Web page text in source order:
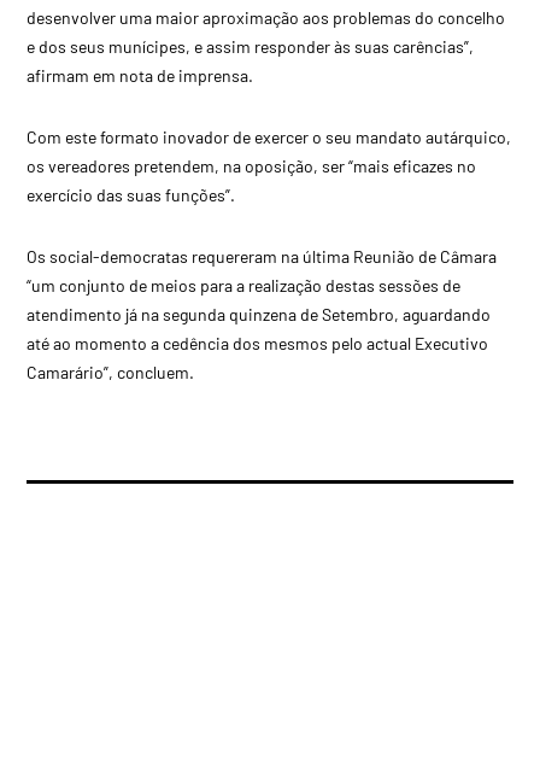
desenvolver uma maior aproximação aos problemas do concelho
e dos seus munícipes, e assim responder às suas carências”,
afirmam em nota de imprensa.
Com este formato inovador de exercer o seu mandato autárquico,
os vereadores pretendem, na oposição, ser “mais eficazes no
exercício das suas funções”.
Os social-democratas requereram na última Reunião de Câmara
“um conjunto de meios para a realização destas sessões de
atendimento já na segunda quinzena de Setembro, aguardando
até ao momento a cedência dos mesmos pelo actual Executivo
Camarário”, concluem.